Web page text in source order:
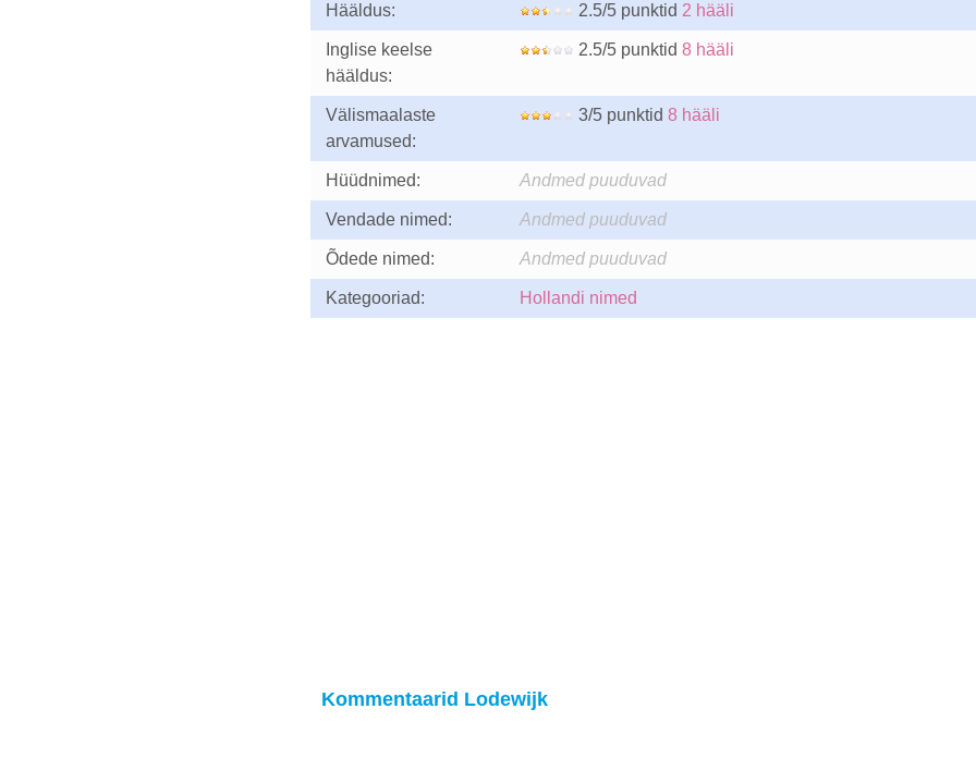
Hääldus: 2.5/5 punktid 2 hääli
Inglise keelse
hääldus:
2.5/5 punktid 8 hääli
Välismaalaste
arvamused:
3/5 punktid 8 hääli
Hüüdnimed: Andmed puuduvad
Vendade nimed: Andmed puuduvad
Õdede nimed: Andmed puuduvad
Kategooriad: Hollandi nimed
Kommentaarid Lodewijk